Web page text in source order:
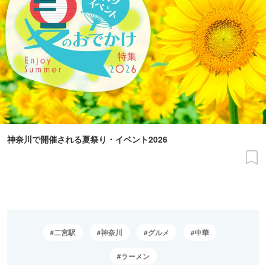
神奈川で開催される夏祭り・イベント2026
二宮駅 神奈川 グルメ 中華
ラーメン